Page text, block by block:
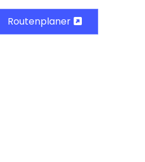
Routenplaner